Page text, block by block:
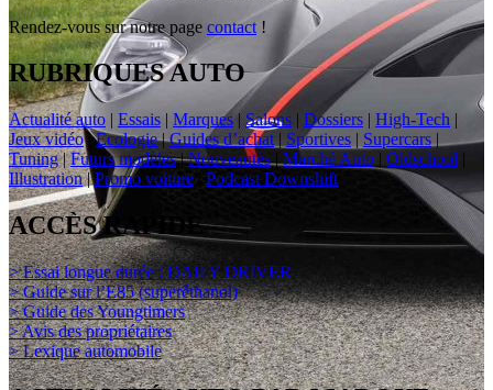
Rendez-vous sur notre page contact !
RUBRIQUES AUTO
Actualité auto | Essais | Marques |Salons | Dossiers | High-Tech |
Jeux vidéo|Ecologie|Guides d’achat | Sportives | Supercars |
Tuning|Futurs modèles|Nouveautés| Marché Auto | Oldschool |
Illustration|Promo voiture Podcast Downshift
ACCÈS RAPIDE
> Essai longue durée : DAILY DRIVER
> Guide sur l’E85 (superéthanol)
> Guide des Youngtimers
> Avis des propriétaires
> Lexique automobile